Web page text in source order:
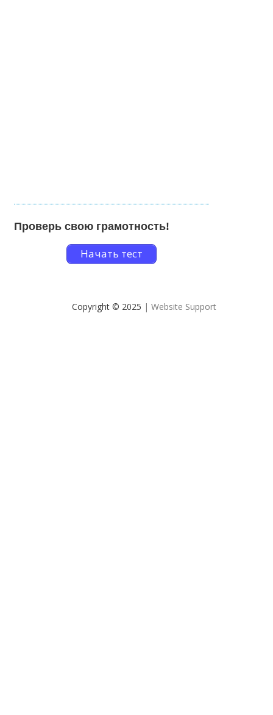
Проверь свою грамотность!
Начать тест
Copyright © 2025 | Website Support